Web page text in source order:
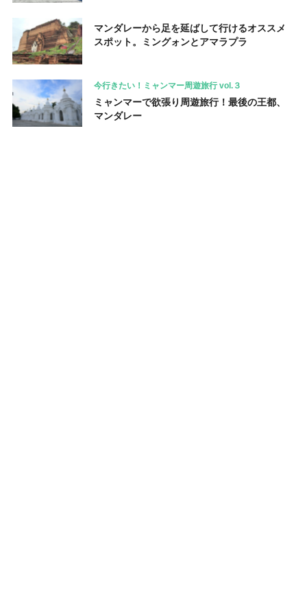
マンダレーから足を延ばして行けるオススメ
スポット。ミングォンとアマラプラ
今行きたい！ミャンマー周遊旅行 vol.３
ミャンマーで欲張り周遊旅行！最後の王都、
マンダレー